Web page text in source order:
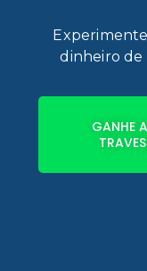
dinheiro de
GANHE